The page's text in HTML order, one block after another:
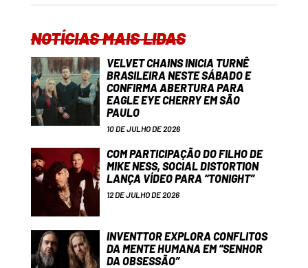
NOTÍCIAS MAIS LIDAS
VELVET CHAINS INICIA TURNÊ
BRASILEIRA NESTE SÁBADO E
CONFIRMA ABERTURA PARA
EAGLE EYE CHERRY EM SÃO
PAULO
10 DE JULHO DE 2026
COM PARTICIPAÇÃO DO FILHO DE
MIKE NESS, SOCIAL DISTORTION
LANÇA VÍDEO PARA “TONIGHT”
12 DE JULHO DE 2026
INVENTTOR EXPLORA CONFLITOS
DA MENTE HUMANA EM “SENHOR
DA OBSESSÃO”